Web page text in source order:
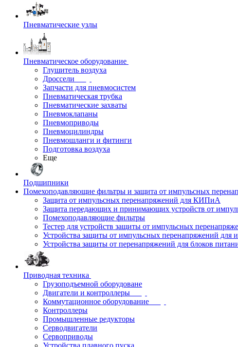
Пневматические узлы
Пневматическое оборудование
Глушитель воздуха
Дроссели
Запчасти для пневмосистем
Пневматическая трубка
Пневматические захваты
Пневмоклапаны
Пневмоприводы
Пневмоцилиндры
Пневмошланги и фитинги
Подготовка воздуха
Еще
Подшипники
Помехоподавляющие фильтры и защита от импульсных
Защита от импульсных перенапряжений для КИПиА
Защита передающих и принимающих устройств от
Помехоподавляющие фильтры
Тестер для устройств защиты от импульсных
Устройства защиты от импульсных перенапряжений для
Устройства защиты от перенапряжений для блоков
Приводная техника
Грузоподъемной оборудоване
Двигатели и контроллеры
Коммутационное оборудование
Контроллеры
Промышленные редукторы
Серводвигатели
Сервоприводы
Устройства плавного пуска